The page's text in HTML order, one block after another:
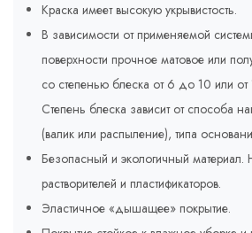
Краска имеет высокую укрывистость.
В зависимости от применяемой
поверхности прочное матовое или
со степенью блеска от 6 до 10 или
Степень блеска зависит от способа
(валик или распыление), типа
Безопасный и экологичный материал.
растворителей и пластификаторов.
Эластичное «дышащее» покрытие.